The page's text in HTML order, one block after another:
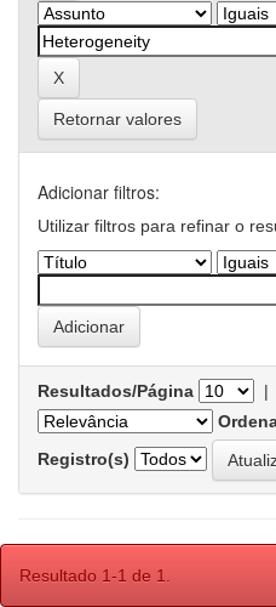
Retornar valores
Adicionar filtros:
Utilizar filtros para refinar o
Resultados/Página |
Registro(s)
Resultado 1-1 de 1.